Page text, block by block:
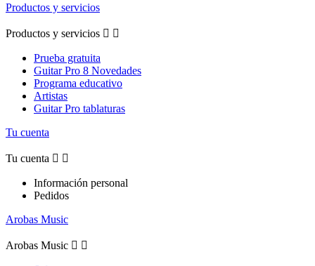
Productos y servicios
Productos y servicios  
Prueba gratuita
Guitar Pro 8 Novedades
Programa educativo
Artistas
Guitar Pro tablaturas
Tu cuenta
Tu cuenta  
Información personal
Pedidos
Arobas Music
Arobas Music  